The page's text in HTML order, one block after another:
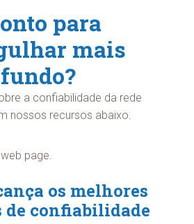
para
mais
fundo?
a confiabilidade da rede
nossos recursos abaixo.
os melhores
de confiabilidade